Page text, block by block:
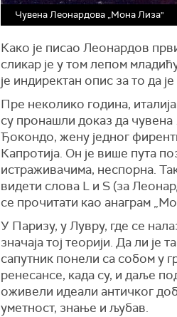
Чувена Леонардова „Мона Лиза"
Како је писао Леонардов
сликар је у том лепом
је индиректан опис за то да
Пре неколико година,
су пронашли доказ да чувена
Ђокондо, жену једног
Капротија. Он је више пута
истраживачима, неспорна.
видети слова L и S (за
се прочитати као анаграм
У Паризу, у Лувру, где се
значаја тој теорији. Да ли је
сапутник понели са собом у
ренесансе, када су, и даље
оживели идеали античког
уметност, знање и љубав.